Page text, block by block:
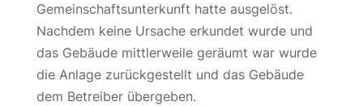
Gemeinschaftsunterkunft hatte ausgelöst.
Nachdem keine Ursache erkundet wurde und
das Gebäude mittlerweile geräumt war wurde
die Anlage zurückgestellt und das Gebäude
dem Betreiber übergeben.